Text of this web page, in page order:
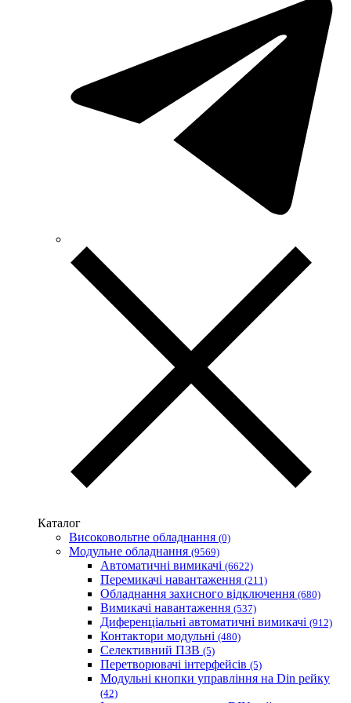
Technoelectric (Італія)
Technosystems (Україна)
TEKPAN (Туреччина)
TeleTec (Україна)
Vargo (Україна)
Vector VS
Vimar (Італія)
Volter (Україна)
Volterm (Україна)
Wago (Німеччина)
АС Привод (Україна)
АСКО-УКРЕМ (Україна)
Запорізький завод кольорових металів (ЗЗКМ)
Каблекс Одеса
Мегомметр (Україна)
Промфактор
Термофіт
Укренерго-Альянс (Україна)
Каталог
Високовольтне обладнання (0)
Модульне обладнання (9569)
Автоматичні вимикачі (6622)
Перемикачі навантаження (211)
Обладнання захисного відключення (680)
Вимикачі навантаження (537)
Диференціальні автоматичні вимикачі (912)
Контактори модульні (480)
Селективний ПЗВ (5)
Перетворювачі інтерфейсів (5)
Модульні кнопки управління на Din рейку
(42)